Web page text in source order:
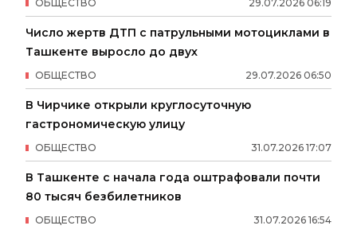
29.07.2026 06: 19
ОБЩЕСТВО
Число жертв ДТП с патрульными мотоциклами в
Ташкенте выросло до двух
29.07.2026 06:50
ОБЩЕСТВО
В Чирчике открыли круглосуточную
гастрономическую улицу
31.07.2026 17:07
ОБЩЕСТВО
В Ташкенте с начала года оштрафовали почти
80 тысяч безбилетников
31.07.2026 16:54
ОБЩЕСТВО